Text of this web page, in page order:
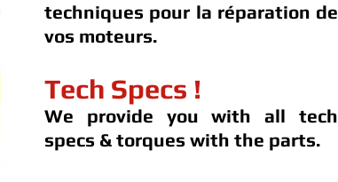
techniques pour la réparation de
vos moteurs.
Tech Specs !
We provide you with all tech
specs & torques with the parts.